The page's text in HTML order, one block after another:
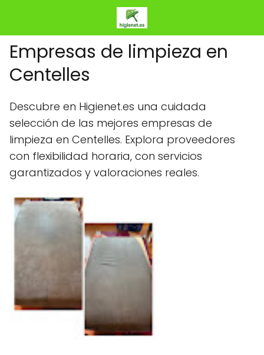
Empresas de limpieza en
Centelles
Descubre en Higienet.es una cuidada
selección de las mejores empresas de
limpieza en Centelles. Explora proveedores
con flexibilidad horaria, con servicios
garantizados y valoraciones reales.